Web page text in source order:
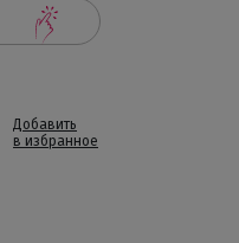
Добавить
в избранное